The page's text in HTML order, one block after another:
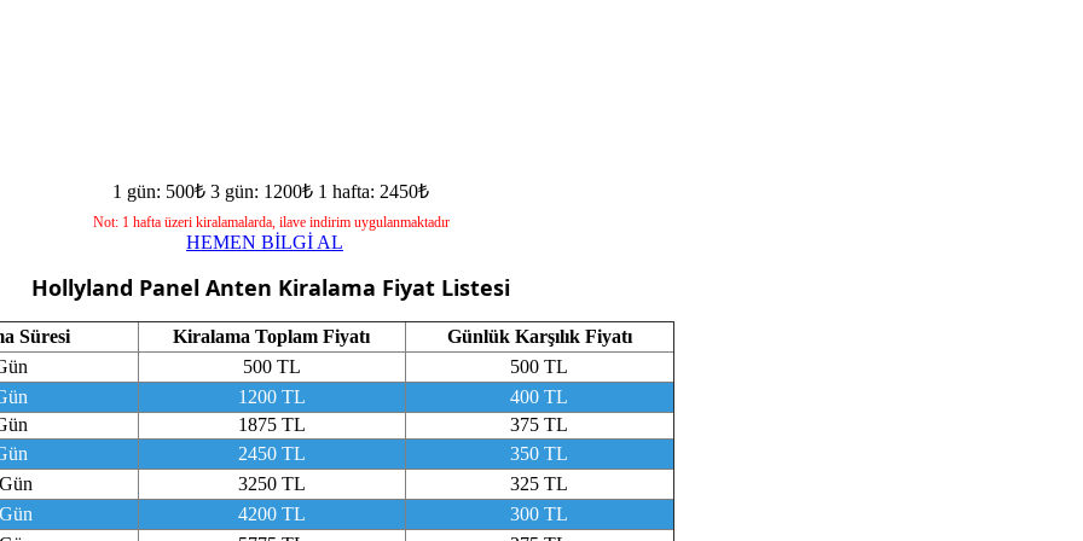
1 gün: 500₺ 3 gün: 1200₺ 1 hafta: 2450₺
Not: 1 hafta üzeri kiralamalarda, ilave indirim uygulanmaktadır
HEMEN BİLGİ AL
Hollyland Panel Anten Kiralama Fiyat Listesi
Süresi Kiralama Toplam Fiyatı
Günlük Karşılık Fiyatı
500 TL
500 TL
1200 TL
400 TL
1875 TL
375 TL
2450 TL
350 TL
3250 TL
325 TL
4200 TL
300 TL